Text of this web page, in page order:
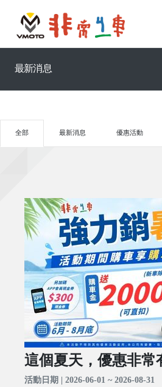
最新消息
全部 最新消息 優惠活動
這個夏天，優惠非常
活動日期 | 2026-06-01 ~ 2026-08-31